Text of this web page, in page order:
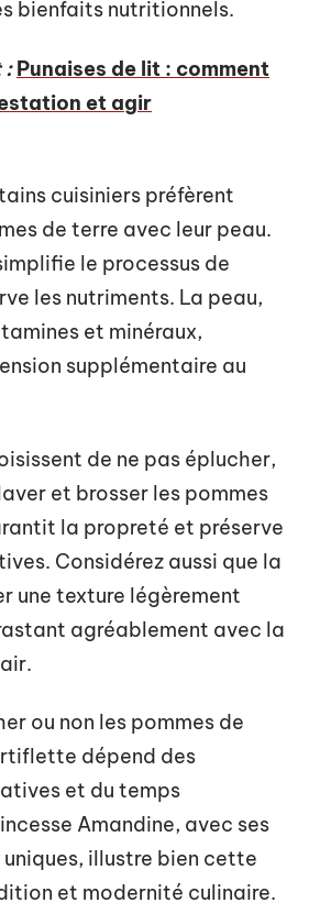
bienfaits nutritionnels.
: Punaises de lit : comment
et agir
cuisiniers préfèrent
de terre avec leur peau.
le processus de
les nutriments. La peau,
et minéraux,
supplémentaire au
de ne pas éplucher,
et brosser les pommes
la propreté et préserve
Considérez aussi que la
une texture légèrement
agréablement avec la
ou non les pommes de
dépend des
et du temps
Amandine, avec ses
illustre bien cette
et modernité culinaire.